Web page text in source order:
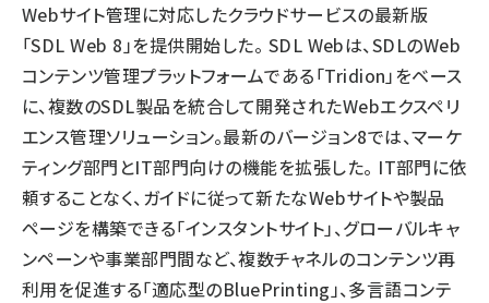
Webサイト管理に対応したクラウドサービスの最新版
「SDL Web 8」を提供開始した。 SDL Webは、SDLのWeb
コンテンツ管理プラットフォームである「Tridion」をベース
に、複数のSDL製品を統合して開発されたWebエクスペリ
エンス管理ソリューション。最新のバージョン8では、マーケ
ティング部門とIT部門向けの機能を拡張した。 IT部門に依
頼することなく、ガイドに従って新たなWebサイトや製品
ページを構築できる「インスタントサイト」、グローバルキャ
ンペーンや事業部門間など、複数チャネルのコンテンツ再
利用を促進する「適応型のBluePrinting」、多言語コンテ